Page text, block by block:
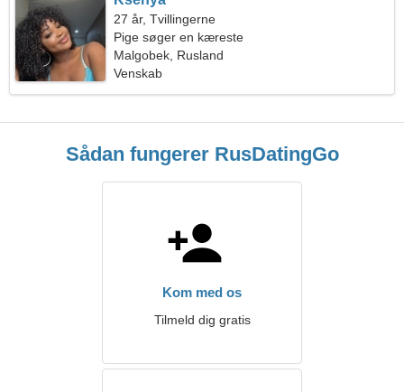
27 år, Tvillingerne
Pige søger en kæreste
Malgobek, Rusland
Venskab
Sådan fungerer RusDatingGo
Kom med os
Tilmeld dig gratis